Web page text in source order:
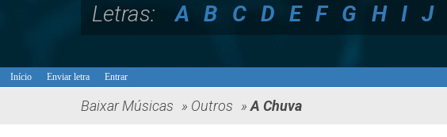
Letras: A B C D E F G H I J
Início Enviar letra Entrar
Baixar Músicas » Outros »A Chuva